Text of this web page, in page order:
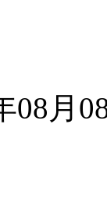
08月